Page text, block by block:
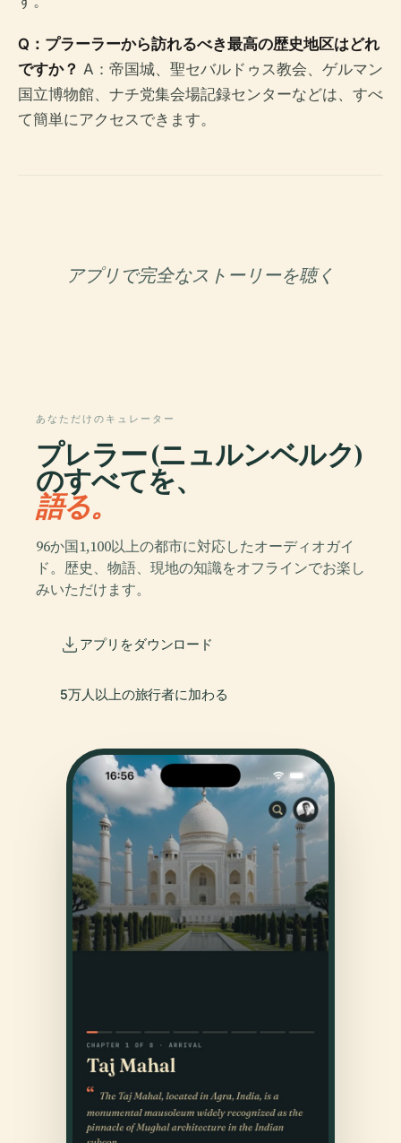
Q：プラーラーから訪れるべき最高の歴史地区はどれ
ですか？ A：帝国城、聖セバルドゥス教会、ゲルマン
国立博物館、ナチ党集会場記録センターなどは、すべ
て簡単にアクセスできます。
アプリで完全なストーリーを聴く
あなただけのキュレーター
プレラー (ニュルンベルク)
のすべてを、
語る。
96か国1,100以上の都市に対応したオーディオガイ
ド。歴史、物語、現地の知識をオフラインでお楽し
みいただけます。
アプリをダウンロード
5万人以上の旅行者に加わる